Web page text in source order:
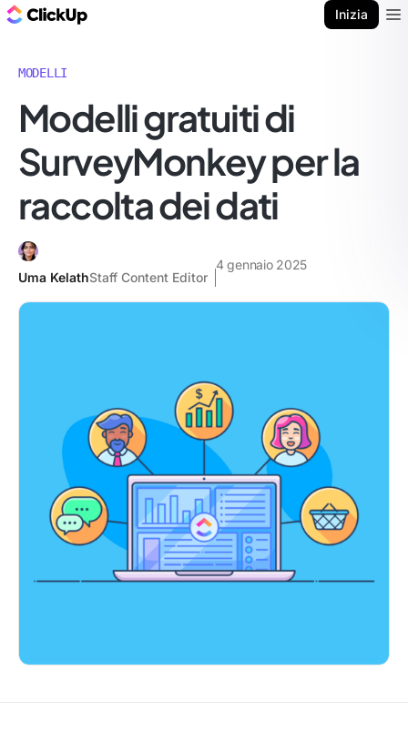
Inizia
MODELLI
Modelli gratuiti di
SurveyMonkey per la
raccolta dei dati
Uma KelathStaff Content Editor
4 gennaio 2025